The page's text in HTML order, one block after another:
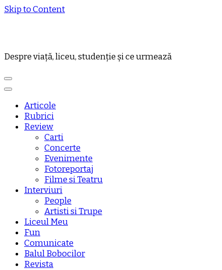
Skip to Content
Despre viață, liceu, studenție și ce urmează
Articole
Rubrici
Review
Carti
Concerte
Evenimente
Fotoreportaj
Filme si Teatru
Interviuri
People
Artisti si Trupe
Liceul Meu
Fun
Comunicate
Balul Bobocilor
Revista